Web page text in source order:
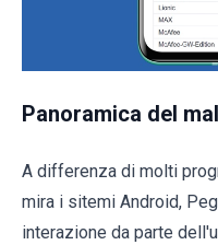
Panoramica del
A differenza di molti
mira i sitemi Android,
interazione da parte